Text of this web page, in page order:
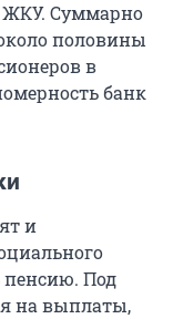
Суммарно
половины
в
банк
и
пенсию. Под
на выплаты,